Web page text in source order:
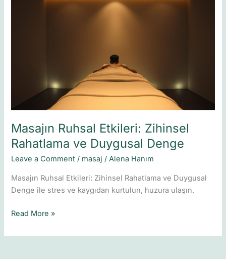
Masajın Ruhsal Etkileri: Zihinsel
Rahatlama ve Duygusal Denge
Leave a Comment / masaj /Alena Hanım
Masajın Ruhsal Etkileri: Zihinsel Rahatlama ve Duygusal
Denge ile stres ve kaygıdan kurtulun, huzura ulaşın.
Read More »